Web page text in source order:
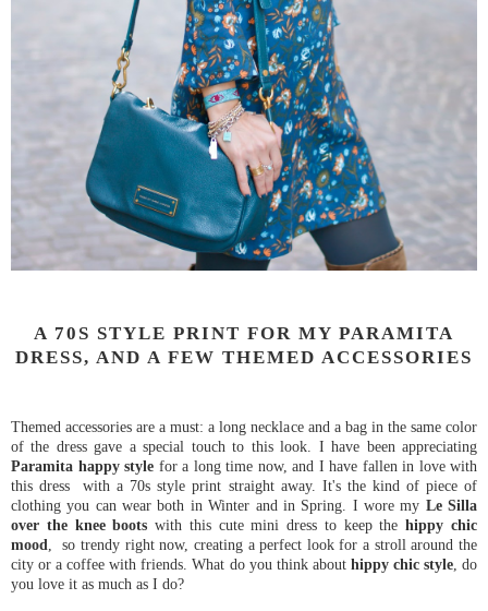
A 70S STYLE PRINT FOR MY PARAMITA
DRESS, AND A FEW THEMED ACCESSORIES
Themed accessories are a must: a long necklace and a bag in the same color
of the dress gave a special touch to this look. I have been appreciating
Paramita happy style for a long time now, and I have fallen in love with
this dress with a 70s style print straight away. It's the kind of piece of
clothing you can wear both in Winter and in Spring. I wore my Le Silla
over the knee boots with this cute mini dress to keep thehippy chic
mood , so trendy right now, creating a perfect look for a stroll around the
city or a coffee with friends. What do you think about hippy chic style, do
you love it as much as I do?